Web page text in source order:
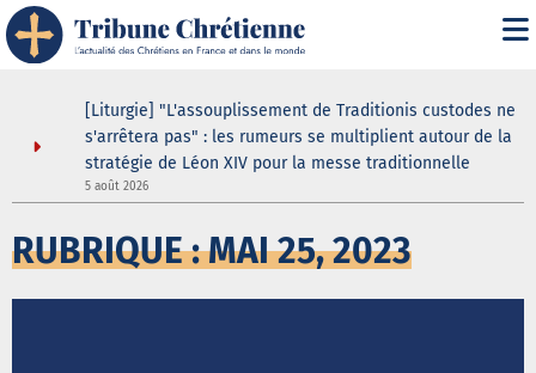
[Liturgie] "L'assouplissement de Traditionis custodes ne
s'arrêtera pas" : les rumeurs se multiplient autour de la
stratégie de Léon XIV pour la messe traditionnelle
5 août 2026
RUBRIQUE : MAI 25, 2023